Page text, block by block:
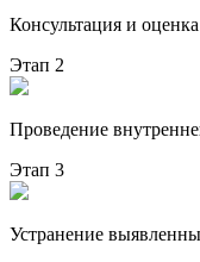
Консультация и
Этап 2
Проведение
Этап 3
Устранение